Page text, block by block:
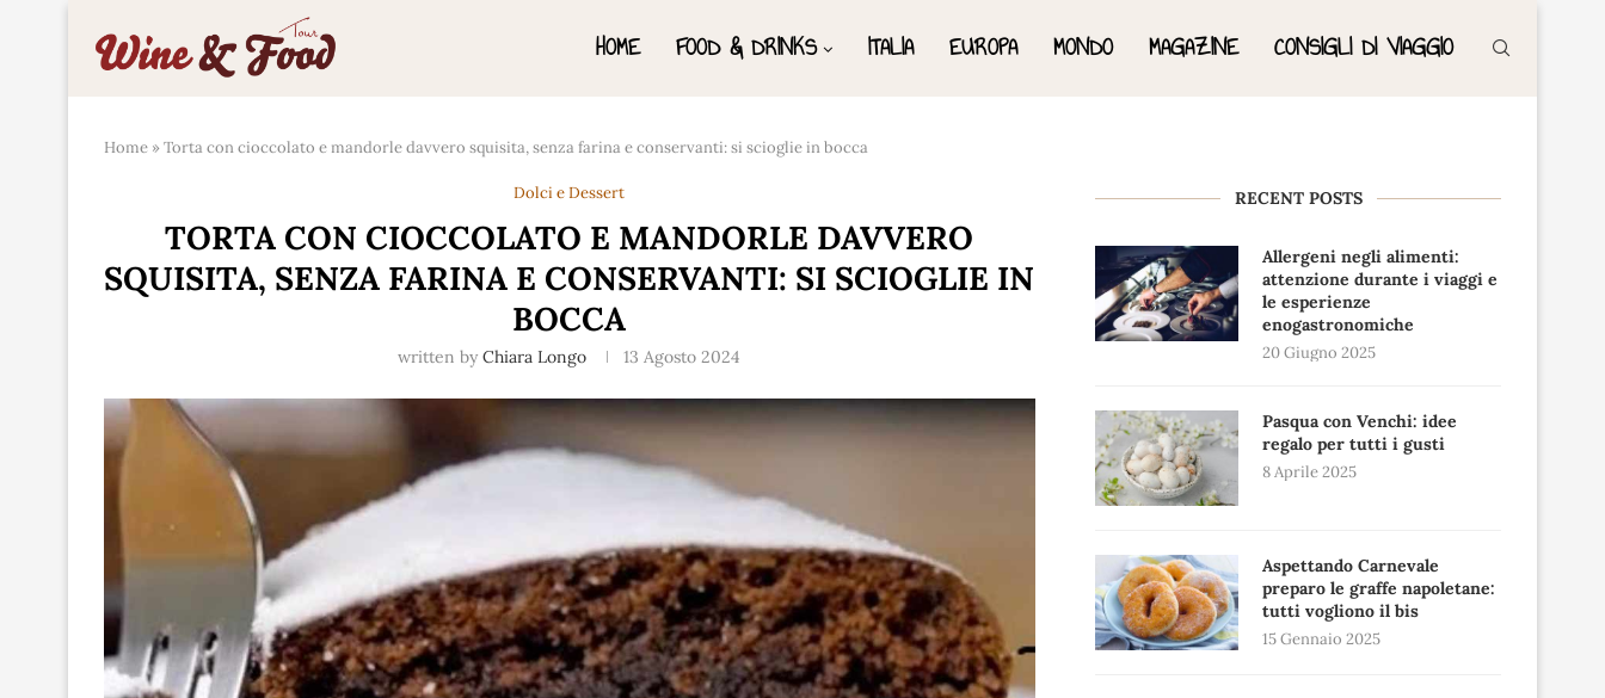
HOME FOOD & DRINKS ITALIA EUROPA MONDO MAGAZINE CONSIGLI DI VIAGGIO
Home »Torta con cioccolato e mandorle davvero squisita, senza farina e conservanti: si scioglie in bocca
Dolci e Dessert
TORTA CON CIOCCOLATO E MANDORLE DAVVERO
SQUISITA, SENZA FARINA E CONSERVANTI: SI SCIOGLIE IN
BOCCA
written byChiara Longo 13 Agosto 2024
RECENT POSTS
Allergeni negli alimenti:
attenzione durante i viaggi e
le esperienze
enogastronomiche
20 Giugno 2025
Pasqua con Venchi: idee
regalo per tutti i gusti
8 Aprile 2025
Aspettando Carnevale
preparo le graffe napoletane:
tutti vogliono il bis
15 Gennaio 2025